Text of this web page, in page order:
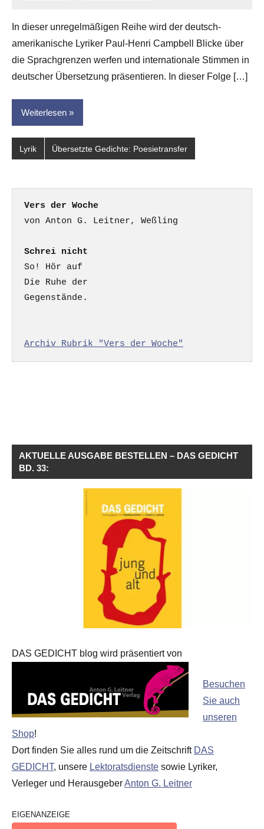
Anton
Leitner
In dieser unregelmäßigen Reihe wird der deutsch-
amerikanische Lyriker Paul-Henri Campbell Blicke über
die Sprachgrenzen werfen und internationale Stimmen in
deutscher Übersetzung präsentieren. In dieser Folge […]
Weiterlesen
Lyrik Übersetzte Gedichte: Poesietransfer
Vers der Woche
Schrei nicht
So! Hör auf
Die Ruhe der
Gegenstände.
Archiv Rubrik "Vers der Woche"
AKTUELLE AUSGABE BESTELLEN – DAS GEDICHT
BD. 33:
DAS GEDICHT blog wird präsentiert von
Besuchen
Sie auch
unseren
Shop!
Dort finden Sie alles rund um die Zeitschrift DAS
GEDICHT, unsere Lektoratsdienste sowie Lyriker,
Verleger und HerausgeberAnton G. Leitner
EIGENANZEIGE